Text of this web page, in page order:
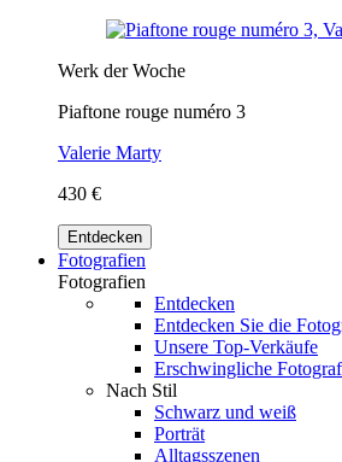
Werk der Woche
Piaftone rouge numéro 3
Valerie Marty
430 €
Entdecken
Fotografien
Fotografien
Entdecken
Entdecken Sie die
Unsere Top-Verkäufe
Erschwingliche
Nach Stil
Schwarz und weiß
Porträt
Alltagsszenen